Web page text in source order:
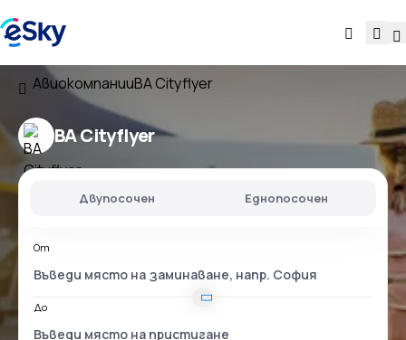
АвиокомпанииBA Cityflyer
BA Cityflyer
Двупосочен Еднопосочен
От
До